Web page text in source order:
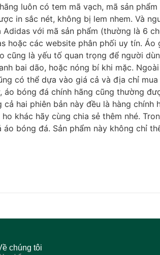
luôn có tem mã vạch, mã sản
in sắc nét, không bị lem nhem. Và
với mã sản phẩm (thường là 6
hoặc các website phân phối uy tín.
cũng là yếu tố quan trọng để người
bai dão, hoặc nóng bí khi mặc.
có thể dựa vào giá cả và địa chỉ
bóng đá chính hãng cũng thường
hai phiên bản này đều là hàng
khác hãy cùng chia sẻ thêm nhé.
bóng đá. Sản phẩm này không chỉ
chúng tôi